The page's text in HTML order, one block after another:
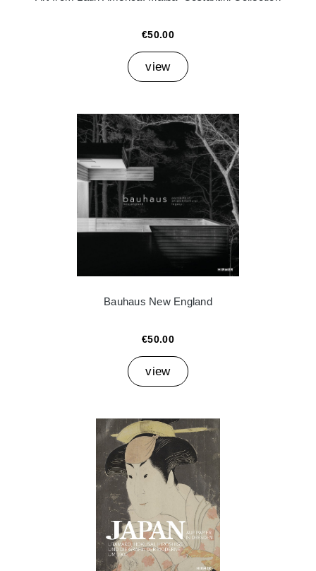
€50.00
view
Bauhaus New England
€50.00
view